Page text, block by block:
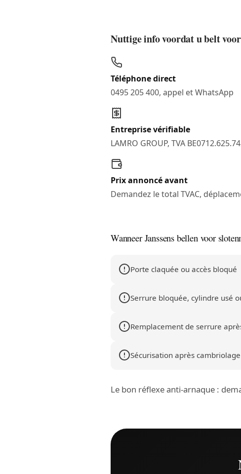
Nuttige info voordat u belt
Téléphone direct
0495 205 400, appel et WhatsApp
Entreprise vérifiable
LAMRO GROUP, TVA
Prix annoncé avant
Demandez le total TVAC,
Wanneer Janssens bellen voor
Porte claquée ou accès bloqué
Serrure bloquée, cylindre usé
Remplacement de serrure
Sécurisation après
Le bon réflexe anti-arnaque :